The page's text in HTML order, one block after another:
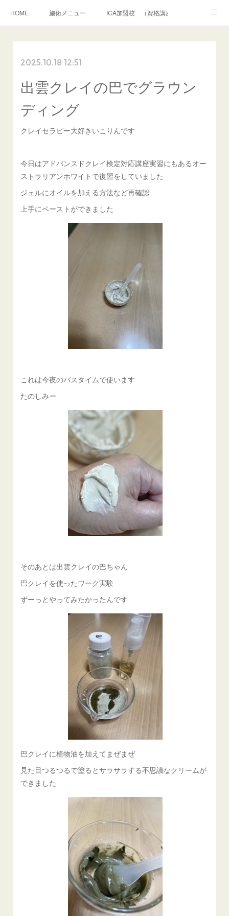
HOME 施術メニュー ICA加盟校 （資格講座）
ボディクレイパック
和道アロマトリートメントシャーマニッククレイセラピープロフィール
2025.10.18 12:51
出雲クレイの巴でグラウン
ディング
クレイセラピー大好きいこりんです
今日はアドバンスドクレイ検定対応講座実習にもあるオー
ストラリアンホワイトで復習をしていました
ジェルにオイルを加える方法など再確認
上手にペーストができました
これは今夜のバスタイムで使います
たのしみー
そのあとは出雲クレイの巴ちゃん
巴クレイを使ったワーク実験
ずーっとやってみたかったんです
巴クレイに植物油を加えてまぜまぜ
見た目つるつるで塗るとサラサラする不思議なクリームが
できました